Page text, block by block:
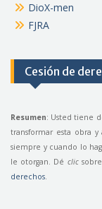
DioX-men
FJRA
Cesión de
Resumen: Usted tiene
transformar esta obra
siempre y cuando lo
le otorgan. Dé clic
derechos